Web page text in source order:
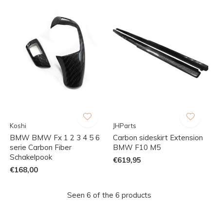
Koshi
BMW BMW Fx 1 2 3 4 5 6
serie Carbon Fiber
Schakelpook
€168,00
JHParts
Carbon sideskirt Extension
BMW F10 M5
€619,95
Seen 6 of the 6 products